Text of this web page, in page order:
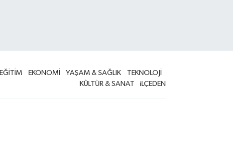
EĞİTİM EKONOMİ YAŞAM & SAĞLIK
TEKNOLOJİ
KÜLTÜR & SANAT
iLÇEDEN